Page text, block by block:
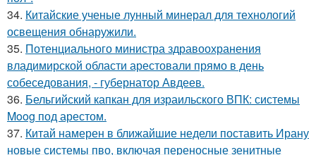
34. Китайские ученые лунный минерал для технологий
освещения обнаружили.
35. Потенциального министра здравоохранения
владимирской области арестовали прямо в день
собеседования, - губернатор Авдеев.
36. Бельгийский капкан для израильского ВПК: системы
Moog под арестом.
37. Китай намерен в ближайшие недели поставить Ирану
новые системы пво, включая переносные зенитные